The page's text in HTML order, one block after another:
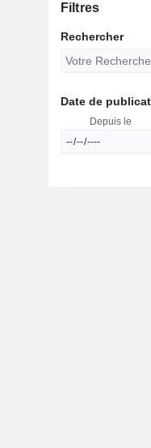
Filtres
Rechercher
Date de
Depuis le